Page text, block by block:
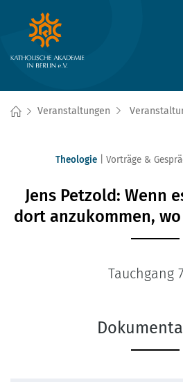
Veranstaltungen
Theologie Vorträge &
Jens Petzold: Wenn
dort anzukommen,
Tauchgang